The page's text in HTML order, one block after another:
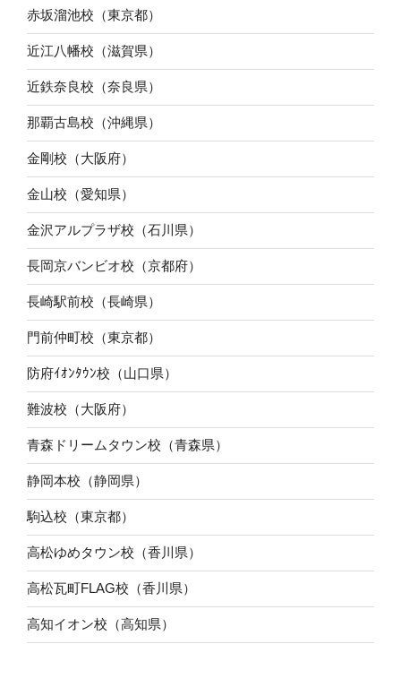
赤坂溜池校（東京都）
近江八幡校（滋賀県）
近鉄奈良校（奈良県）
那覇古島校（沖縄県）
金剛校（大阪府）
金山校（愛知県）
金沢アルプラザ校（石川県）
長岡京バンビオ校（京都府）
長崎駅前校（長崎県）
門前仲町校（東京都）
防府ｲｵﾝﾀｳﾝ校（山口県）
難波校（大阪府）
青森ドリームタウン校（青森県）
静岡本校（静岡県）
駒込校（東京都）
高松ゆめタウン校（香川県）
高松瓦町FLAG校（香川県）
高知イオン校（高知県）